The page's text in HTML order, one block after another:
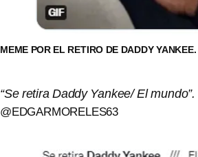
MEME POR EL RETIRO DE DADDY YANKEE.
“Se retira Daddy Yankee/ El mundo”.
@EDGARMORELES63